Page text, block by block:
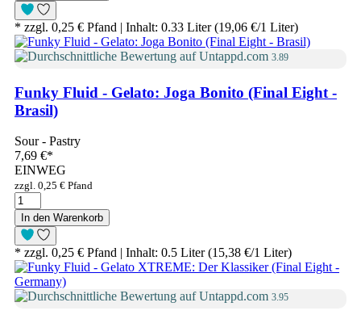
* zzgl. 0,25 € Pfand | Inhalt: 0.33 Liter (19,06 €/1 Liter)
3.89
Funky Fluid - Gelato: Joga Bonito (Final Eight -
Brasil)
Sour - Pastry
7,69 €*
EINWEG
zzgl. 0,25 € Pfand
In den Warenkorb
* zzgl. 0,25 € Pfand | Inhalt: 0.5 Liter (15,38 €/1 Liter)
3.95